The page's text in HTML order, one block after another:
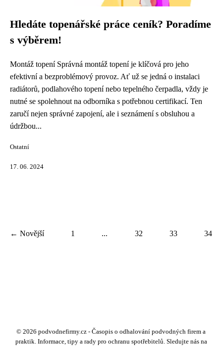
Hledáte topenářské práce ceník? Poradíme
s výběrem!
Montáž topení Správná montáž topení je klíčová pro jeho
efektivní a bezproblémový provoz. Ať už se jedná o instalaci
radiátorů, podlahového topení nebo tepelného čerpadla, vždy je
nutné se spolehnout na odborníka s potřebnou certifikací. Ten
zaručí nejen správné zapojení, ale i seznámení s obsluhou a
údržbou...
Ostatní
17. 06. 2024
← Novější 1 ... 32 33 34
© 2026 podvodnefirmy.cz - Časopis o odhalování podvodných firem a
praktik. Informace, tipy a rady pro ochranu spotřebitelů. Sledujte nás na